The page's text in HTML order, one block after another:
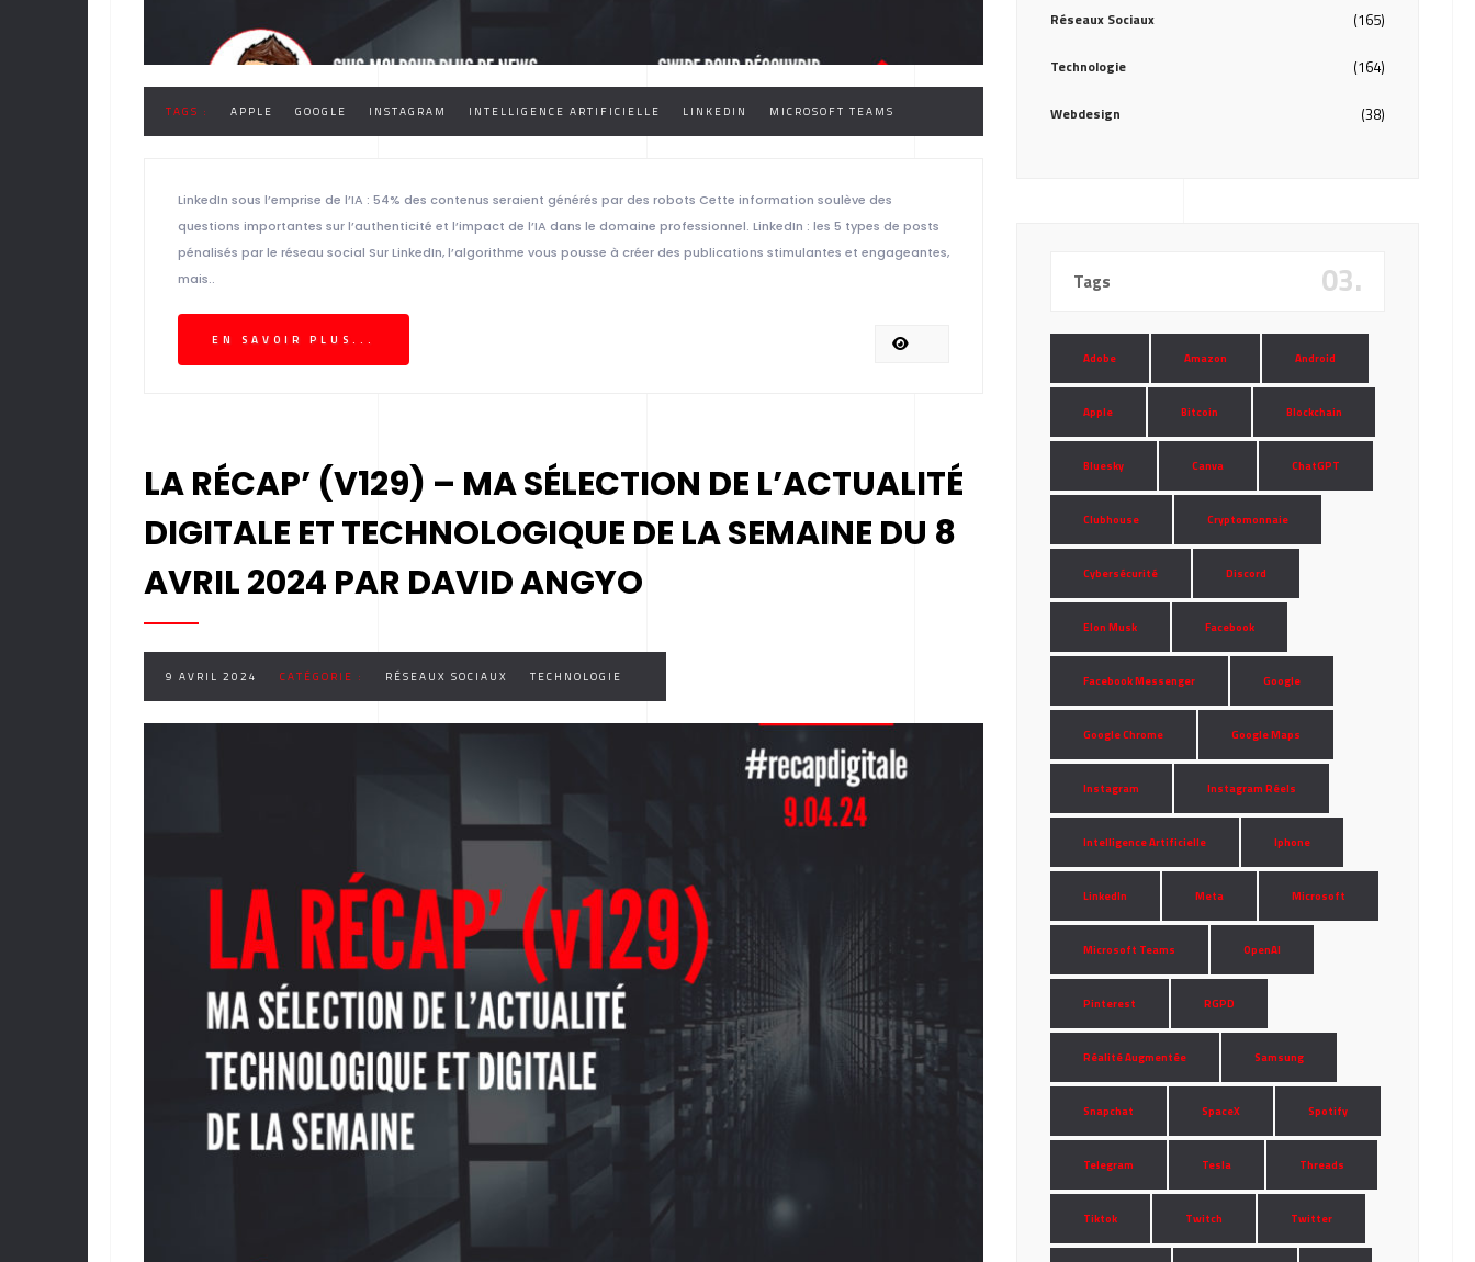
TAGS : APPLE GOOGLE INSTAGRAM INTELLIGENCE ARTIFICIELLE LINKEDIN MICROSOFT TEAMS
LinkedIn sous l’emprise de l’IA : 54% des contenus seraient générés par des robots Cette information soulève des
questions importantes sur l’authenticité et l’impact de l’IA dans le domaine professionnel. LinkedIn : les 5 types de posts
pénalisés par le réseau social Sur LinkedIn, l’algorithme vous pousse à créer des publications stimulantes et engageantes,
mais..
EN SAVOIR PLUS...
LA RÉCAP’ (V129) – MA SÉLECTION DE L’ACTUALITÉ
DIGITALE ET TECHNOLOGIQUE DE LA SEMAINE DU 8
AVRIL 2024 PAR DAVID ANGYO
9 AVRIL 2024 CATÉGORIE : RÉSEAUX SOCIAUX TECHNOLOGIE
Réseaux Sociaux (165)
Technologie (164)
Webdesign (38)
Tags 03.
Adobe Amazon Android
Apple Bitcoin Blockchain
Bluesky Canva ChatGPT
Clubhouse Cryptomonnaie
Cybersécurité Discord
Elon Musk Facebook
Facebook Messenger Google
Google Chrome Google Maps
Instagram Instagram Réels
Intelligence Artificielle Iphone
LinkedIn Meta Microsoft
Microsoft Teams OpenAI
Pinterest RGPD
Réalité Augmentée Samsung
Snapchat SpaceX Spotify
Telegram Tesla Threads
Tiktok Twitch Twitter